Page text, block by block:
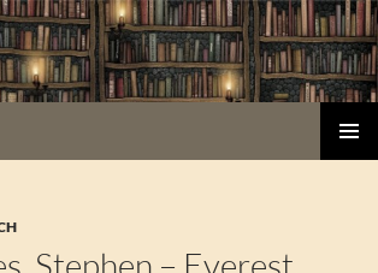
Stephen – Everest.